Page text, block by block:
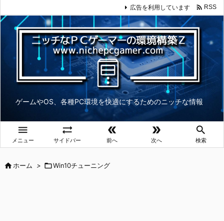
ゲームやOS、各種PC環境を快適にするためのニッチな情報

メニュー

サイドバー

前へ

次へ

検索
広告を利用しています  RSS
ホーム > Win10チューニング